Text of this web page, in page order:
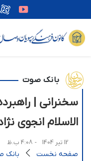
بانک صوت
الاسلام انجوی
12 تیر 1404 - 4:08 ب.ظ
صفحه نخست بانک